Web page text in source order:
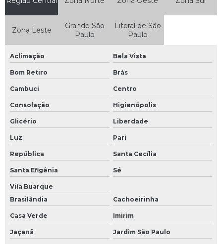
Manutenção de nobreak
Manutenção de nobreak sp
Manutenção de placas eletrônicas
Manutenção de plc
Manutenção de sensor
Manutenção de servo motor
Manutenção em ihm
Manutenção equipamentos eletrônicos industriais
Manutenção inversor de frequência
Manutenção módulos eletrônicos
Zona Leste
Grande São
Paulo
Litoral de São
Paulo
Aclimação Bela Vista
Bom Retiro Brás
Cambuci Centro
Consolação Higienópolis
Glicério Liberdade
Luz Pari
República Santa Cecília
Santa Efigênia Sé
Vila Buarque
Brasilândia
Cachoeirinha
Casa Verde Imirim
Jaçanã Jardim São Paulo